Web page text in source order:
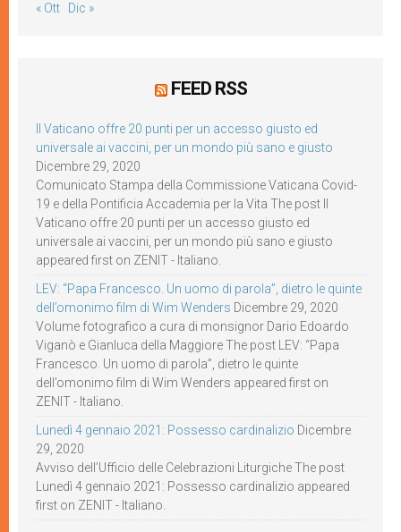
« Ott Dic »
FEED RSS
Il Vaticano offre 20 punti per un accesso giusto ed
universale ai vaccini, per un mondo più sano e giusto
Dicembre 29, 2020
Comunicato Stampa della Commissione Vaticana Covid-
19 e della Pontificia Accademia per la Vita The post Il
Vaticano offre 20 punti per un accesso giusto ed
universale ai vaccini, per un mondo più sano e giusto
appeared first on ZENIT - Italiano.
LEV: “Papa Francesco. Un uomo di parola”, dietro le quinte
dell’omonimo film di Wim Wenders Dicembre 29, 2020
Volume fotografico a cura di monsignor Dario Edoardo
Viganò e Gianluca della Maggiore The post LEV: “Papa
Francesco. Un uomo di parola”, dietro le quinte
dell’omonimo film di Wim Wenders appeared first on
ZENIT - Italiano.
Lunedì 4 gennaio 2021: Possesso cardinalizio Dicembre
29, 2020
Avviso dell’Ufficio delle Celebrazioni Liturgiche The post
Lunedì 4 gennaio 2021: Possesso cardinalizio appeared
first on ZENIT - Italiano.